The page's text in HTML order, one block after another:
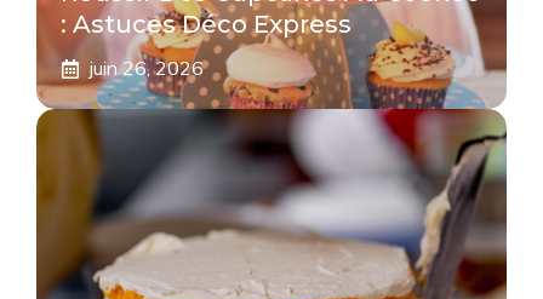
: Astuces Déco Express
juin 26, 2026